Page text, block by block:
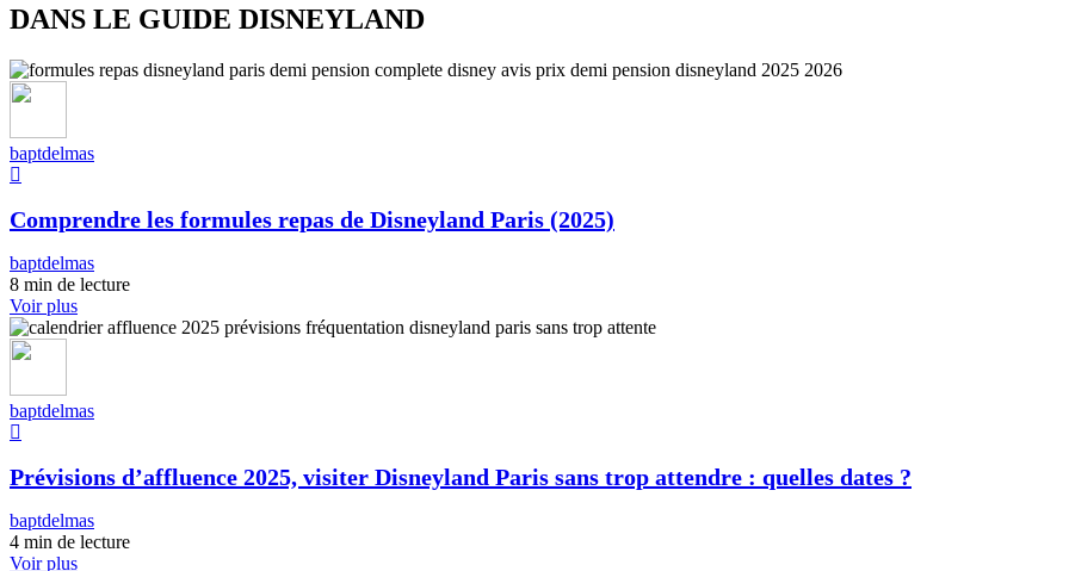
DANS LE GUIDE DISNEYLAND
baptdelmas
Comprendre les formules repas de Disneyland Paris (2025)
baptdelmas
8 min de lecture
Voir plus
baptdelmas
Prévisions d’affluence 2025, visiter Disneyland Paris sans trop attendre : quelles dates ?
baptdelmas
4 min de lecture
Voir plus